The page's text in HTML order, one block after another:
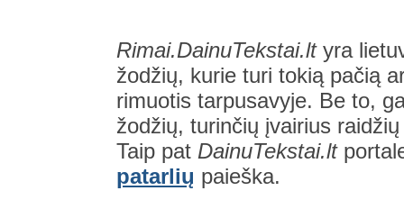
Rimai.DainuTekstai.ltyra
žodžių, kurie turi tokią pačią
rimuotis tarpusavyje. Be to,
žodžių, turinčių įvairius
Taip pat DainuTekstai.lt
patarlių paieška.